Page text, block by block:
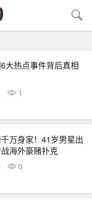
大热点事件背后真相
1
万身家！41岁男星出
海外豪赌扑克
0